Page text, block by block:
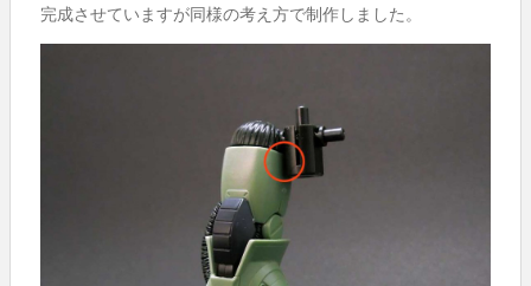
完成させていますが同様の考え方で制作しました。